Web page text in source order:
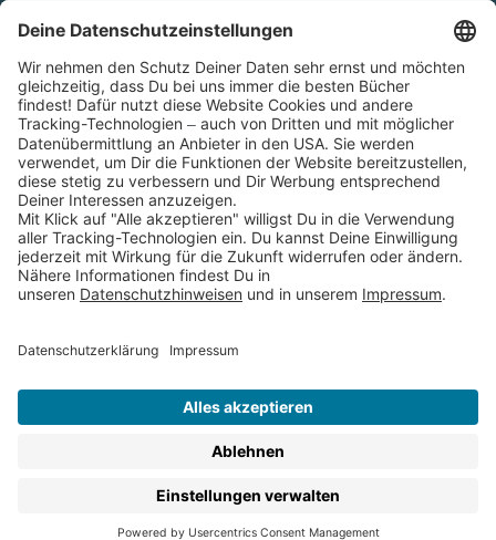
Partnerprogramm (Affiliate)
Folge uns auf
* Versandkostenfrei ab 9,00 € Bestellwert innerhalb
Deutschlands
** Lieferzeit 1-3 Werktage innerhalb Deutschlands
Thienemann-Esslinger Verlag GmbH, Blumenstraße 36, D-70182